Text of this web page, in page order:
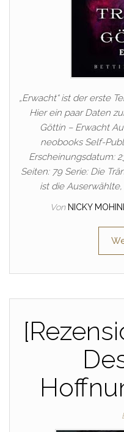
„Erwacht“ ist der erste
Hier ein paar Daten
Göttin – Erwacht
neobooks Self-
Erscheinungsdatum:
Seiten: 79 Serie: Die
ist die
Von NICKY MOHINI